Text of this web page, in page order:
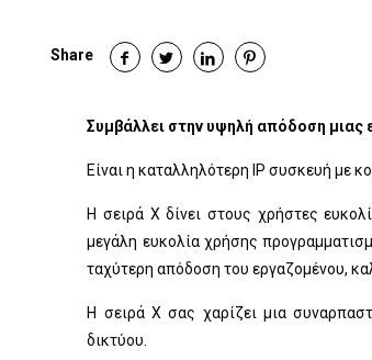
Share
Συμβάλλει στην υψηλή απόδοση μιας
Είναι η καταλληλότερη IP συσκευή με
Η σειρά X δίνει στους χρήστες
μεγάλη ευκολία χρήσης
ταχύτερη απόδοση του εργαζομένου,
Η σειρά X σας χαρίζει μια
δικτύου.